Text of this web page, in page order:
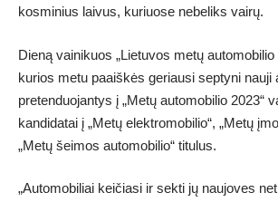
kosminius laivus, kuriuose nebeliks vairų.
Dieną vainikuos „Lietuvos metų automobilio
kurios metu paaiškės geriausi septyni nauji
pretenduojantys į „Metų automobilio 2023“
kandidatai į „Metų elektromobilio“, „Metų
„Metų šeimos automobilio“ titulus.
„Automobiliai keičiasi ir sekti jų naujoves